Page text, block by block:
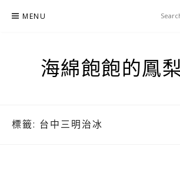
MENU
海綿飽飽的鳳
標籤: 台中三明治冰